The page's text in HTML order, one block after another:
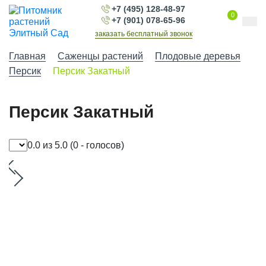
+7 (495) 128-48-97
+7 (901) 078-65-96
заказать бесплатный звонок
0
Главная Саженцы растений
Плодовые деревья
Персик
Персик Закатный
Персик Закатный
0.0 из 5.0 (0 - голосов)